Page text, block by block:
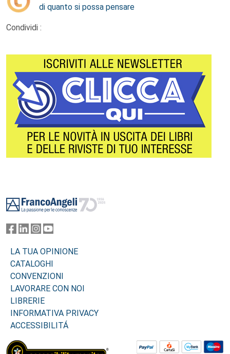
di quanto si possa pensare
Condividi :
LA TUA OPINIONE
CATALOGHI
CONVENZIONI
LAVORARE CON NOI
LIBRERIE
INFORMATIVA PRIVACY
ACCESSIBILITÁ